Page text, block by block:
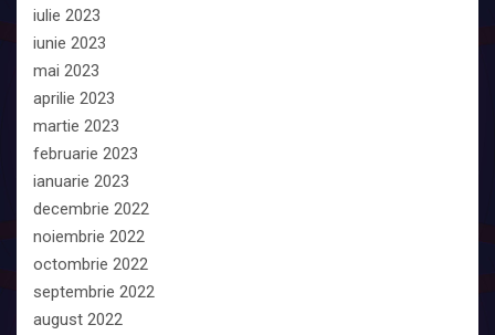
iulie 2023
iunie 2023
mai 2023
aprilie 2023
martie 2023
februarie 2023
ianuarie 2023
decembrie 2022
noiembrie 2022
octombrie 2022
septembrie 2022
august 2022